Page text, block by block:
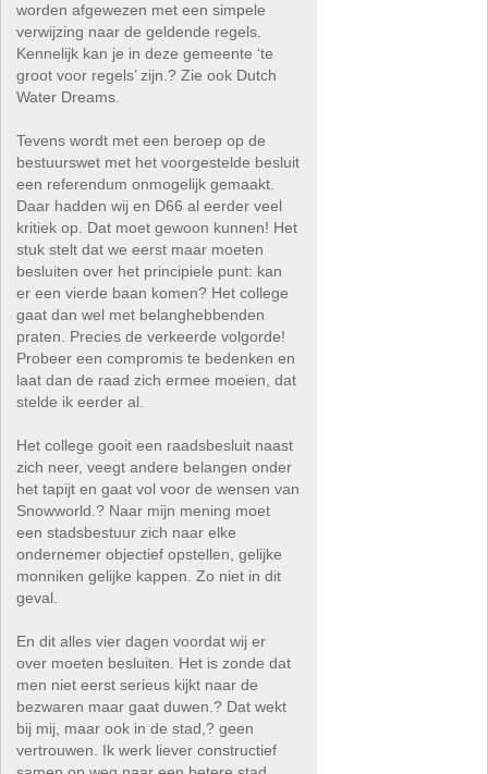
worden afgewezen met een simpele
verwijzing naar de geldende regels.
Kennelijk kan je in deze gemeente ‘te
groot voor regels’ zijn.? Zie ook Dutch
Water Dreams.
Tevens wordt met een beroep op de
bestuurswet met het voorgestelde besluit
een referendum onmogelijk gemaakt.
Daar hadden wij en D66 al eerder veel
kritiek op. Dat moet gewoon kunnen! Het
stuk stelt dat we eerst maar moeten
besluiten over het principiele punt: kan
er een vierde baan komen? Het college
gaat dan wel met belanghebbenden
praten. Precies de verkeerde volgorde!
Probeer een compromis te bedenken en
laat dan de raad zich ermee moeien, dat
stelde ik eerder al.
Het college gooit een raadsbesluit naast
zich neer, veegt andere belangen onder
het tapijt en gaat vol voor de wensen van
Snowworld.? Naar mijn mening moet
een stadsbestuur zich naar elke
ondernemer objectief opstellen, gelijke
monniken gelijke kappen. Zo niet in dit
geval.
En dit alles vier dagen voordat wij er
over moeten besluiten. Het is zonde dat
men niet eerst serieus kijkt naar de
bezwaren maar gaat duwen.? Dat wekt
bij mij, maar ook in de stad,? geen
vertrouwen. Ik werk liever constructief